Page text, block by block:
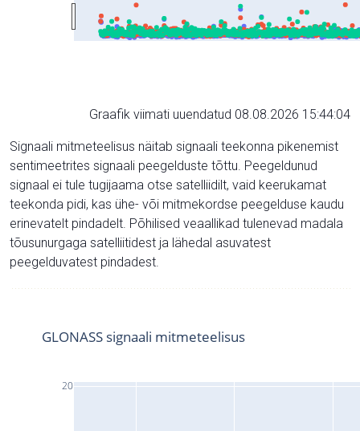
Graafik viimati uuendatud 08.08.2026 15:44:04
Signaali mitmeteelisus näitab signaali teekonna pikenemist
sentimeetrites signaali peegelduste tõttu. Peegeldunud
signaal ei tule tugijaama otse satelliidilt, vaid keerukamat
teekonda pidi, kas ühe- või mitmekordse peegelduse kaudu
erinevatelt pindadelt. Põhilised veaallikad tulenevad madala
tõusunurgaga satelliitidest ja lähedal asuvatest
peegelduvatest pindadest.
20
GLONASS signaali mitmeteelisus